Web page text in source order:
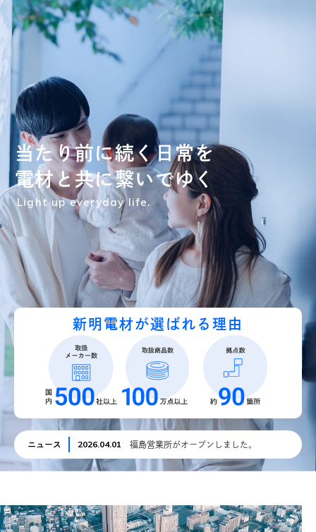
Top
トップ
Products
取扱商品一覧
Product List
取扱メーカー一覧
Office
営業所一覧
About Us
新明電材について
Company
企業情報
Recruit
News
Contact
総合お問合せ
FAX 048-653-8659
当たり前に続く日常を
電材と共に繋いでゆく
Light up everyday life.
新明電材が選ばれる理由
ニュース 2026.04.01 福島営業所がオープンしました。